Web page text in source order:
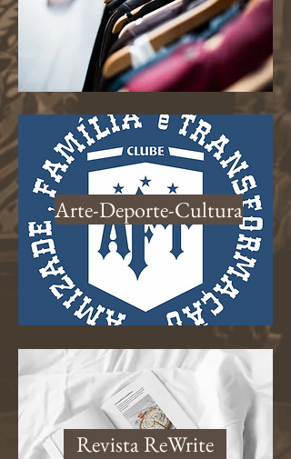
Arte-Deporte-Cultura
Revista ReWrite